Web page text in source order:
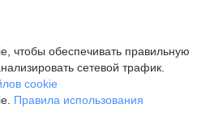
чтобы обеспечивать правильную
сетевой трафик.
cookie
Правила использования